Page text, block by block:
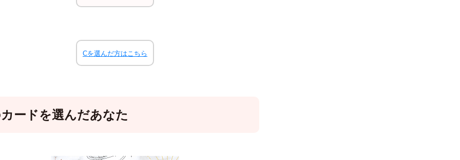
Cを選んだ方はこちら
ードを選んだあなた